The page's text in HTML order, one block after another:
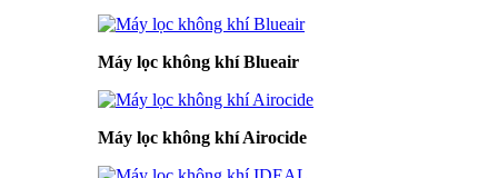
Máy lọc không khí Blueair
Máy lọc không khí Airocide